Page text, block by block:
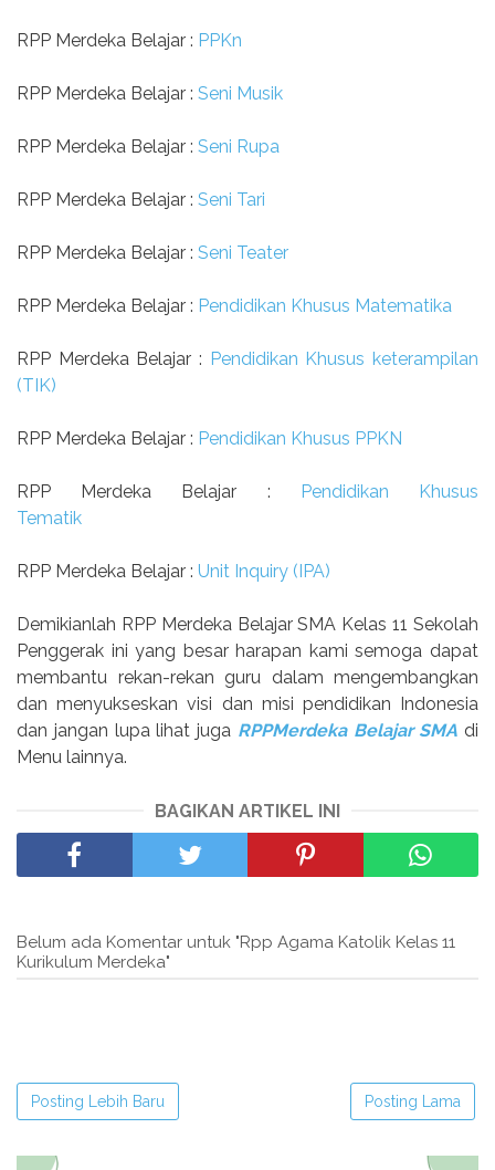
RPP Merdeka Belajar : PPKn
RPP Merdeka Belajar : Seni Musik
RPP Merdeka Belajar : Seni Rupa
RPP Merdeka Belajar : Seni Tari
RPP Merdeka Belajar : Seni Teater
RPP Merdeka Belajar : Pendidikan Khusus Matematika
RPP Merdeka Belajar : Pendidikan Khusus keterampilan
(TIK)
RPP Merdeka Belajar : Pendidikan Khusus PPKN
RPP Merdeka Belajar :
Pendidikan Khusus
Tematik
RPP Merdeka Belajar : Unit Inquiry (IPA)
Demikianlah RPP Merdeka Belajar SMA Kelas 11 Sekolah
Penggerak ini yang besar harapan kami semoga dapat
membantu rekan-rekan guru dalam mengembangkan
dan menyukseskan visi dan misi pendidikan Indonesia
dan jangan lupa lihat juga RPPMerdeka Belajar SMA di
Menu lainnya.
BAGIKAN ARTIKEL INI
Belum ada Komentar untuk "Rpp Agama Katolik Kelas 11
Kurikulum Merdeka"
Posting Lebih Baru Posting Lama